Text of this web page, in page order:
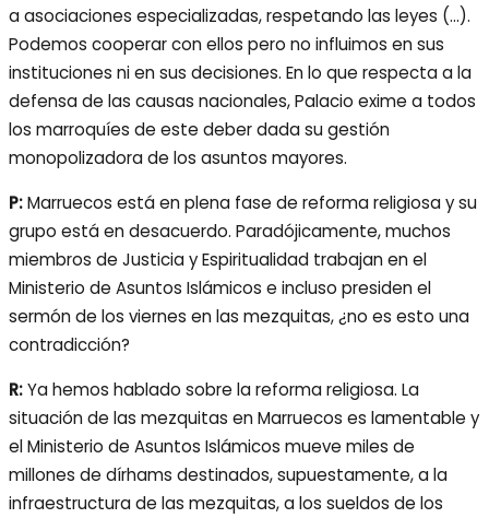
a asociaciones especializadas, respetando las leyes (…).
Podemos cooperar con ellos pero no influimos en sus
instituciones ni en sus decisiones. En lo que respecta a la
defensa de las causas nacionales, Palacio exime a todos
los marroquíes de este deber dada su gestión
monopolizadora de los asuntos mayores.
P:Marruecos está en plena fase de reforma religiosa y su
grupo está en desacuerdo. Paradójicamente, muchos
miembros de Justicia y Espiritualidad trabajan en el
Ministerio de Asuntos Islámicos e incluso presiden el
sermón de los viernes en las mezquitas, ¿no es esto una
contradicción?
R:Ya hemos hablado sobre la reforma religiosa. La
situación de las mezquitas en Marruecos es lamentable y
el Ministerio de Asuntos Islámicos mueve miles de
millones de dírhams destinados, supuestamente, a la
infraestructura de las mezquitas, a los sueldos de los